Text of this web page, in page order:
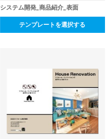
システム開発_商品紹介_表面
テンプレートを選択する